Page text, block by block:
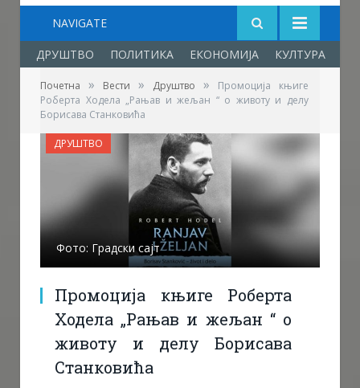
NAVIGATE
ДРУШТВО ПОЛИТИКА ЕКОНОМИЈА КУЛТУРА
Почетна » Вести » Друштво »
Промоција књиге
Роберта Ходела „Рањав и жељан “ о животу и делу
Борисава Станковића
Фото: Градски сајт
Промоција књиге Роберта
Ходела „Рањав и жељан “ о
животу и делу Борисава
Станковића
ДРУШТВО